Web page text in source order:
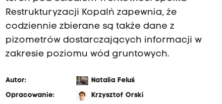
Restrukturyzacji Kopalń zapewnia, że
codziennie zbierane są także dane z
pizometrów dostarczających informacji w
zakresie poziomu wód gruntowych.
Autor:
Natalia Feluś
Opracowanie:
Krzysztof Orski